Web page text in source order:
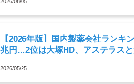
2026/08/05
【2026年版】国内製薬会社ラン
兆円…2位は大塚HD、アステラス
2026/05/25